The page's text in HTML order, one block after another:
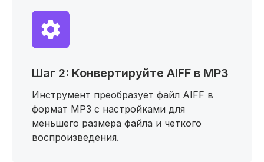
Шаг 2: Конвертируйте AIFF в MP3
Инструмент преобразует файл AIFF в
формат MP3 с настройками для
меньшего размера файла и четкого
воспроизведения.